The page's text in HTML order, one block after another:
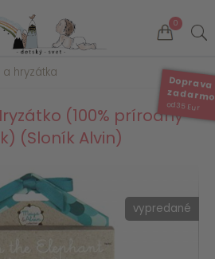
0
Doprava
od 35 Eur
a hryzátka
(100% prírodný
(Sloník Alvin)
vypredané